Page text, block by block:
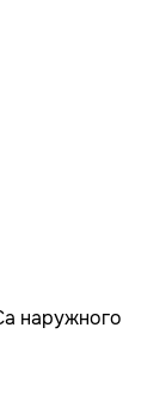
наружного